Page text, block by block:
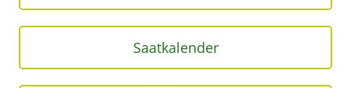
Saatkalender